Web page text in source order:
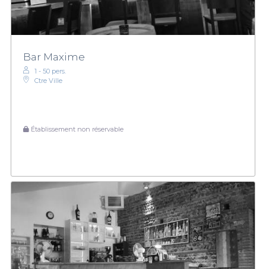
Bar Maxime
1 - 50 pers.
Ctre Ville
Établissement non réservable